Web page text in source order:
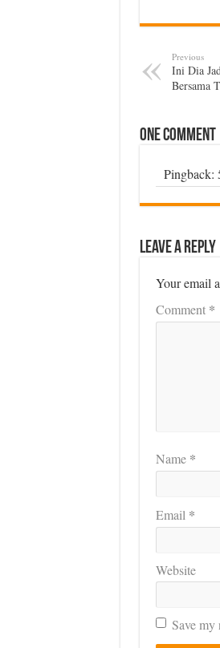
Previous
Ini Dia
Bersama
One comment
Pingback:
Leave a Reply
Your email
Comment *
Name *
Email *
Website
Save my